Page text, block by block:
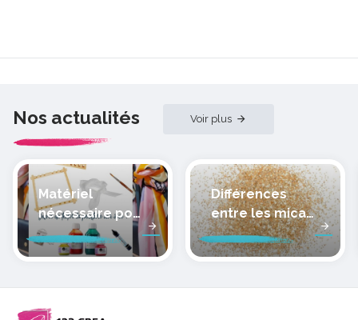
Nos actualités Voir plus
Matériel
nécessaire pour
peindre la soie
Différences
entre les micas
des pâtes
polymères